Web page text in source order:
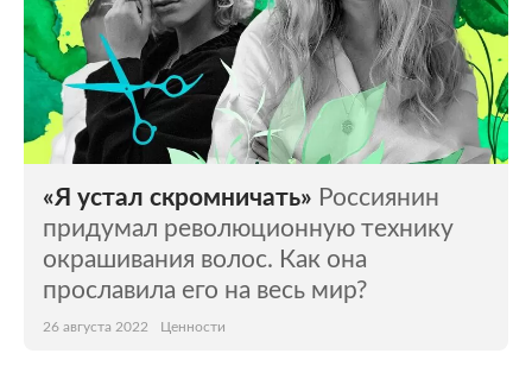
«Я устал скромничать» Россиянин
придумал революционную технику
окрашивания волос. Как она
прославила его на весь мир?
26 августа 2022 Ценности